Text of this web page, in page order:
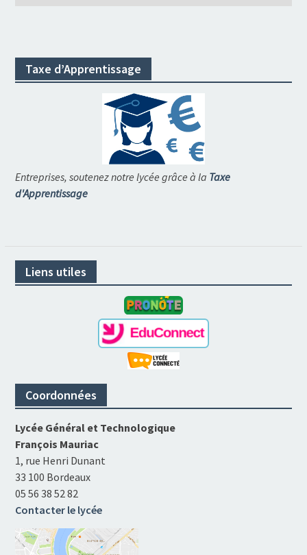
Taxe d’Apprentissage
Entreprises, soutenez notre lycée grâce à la Taxe
d'Apprentissage
Liens utiles
Coordonnées
Lycée Général et Technologique
François Mauriac
1, rue Henri Dunant
33 100 Bordeaux
05 56 38 52 82
Contacter le lycée